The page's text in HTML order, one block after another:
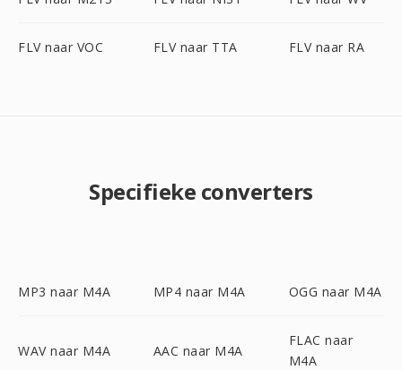
FLV naar VOC FLV naar TTA FLV naar RA
Specifieke converters
MP3 naar M4A MP4 naar M4A OGG naar M4A
WAV naar M4A AAC naar M4A
FLAC naar
M4A